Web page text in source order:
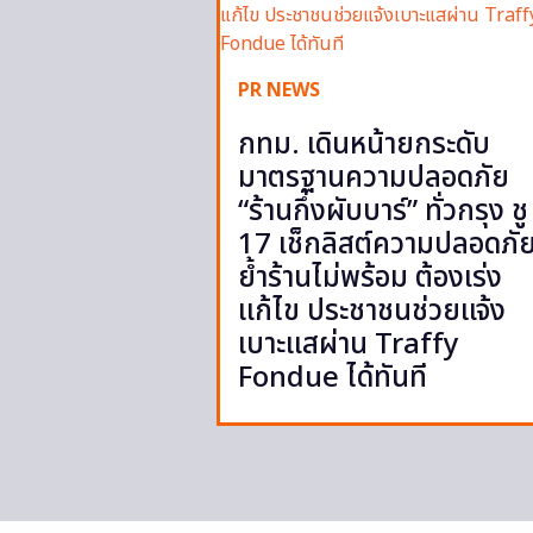
PR NEWS
กทม. เดินหน้ายกระดับ
มาตรฐานความปลอดภัย
“ร้านกึ่งผับบาร์” ทั่วกรุง ชู
17 เช็กลิสต์ความปลอดภั
ย้ำร้านไม่พร้อม ต้องเร่ง
แก้ไข ประชาชนช่วยแจ้ง
เบาะแสผ่าน Traffy
Fondue ได้ทันที